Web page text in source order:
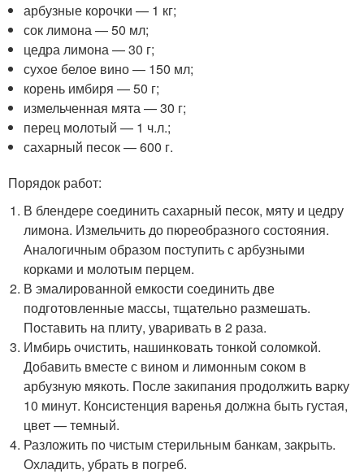
арбузные корочки — 1 кг;
сок лимона — 50 мл;
цедра лимона — 30 г;
сухое белое вино — 150 мл;
корень имбиря — 50 г;
измельченная мята — 30 г;
перец молотый — 1 ч.л.;
сахарный песок — 600 г.
Порядок работ:
В блендере соединить сахарный песок, мяту и цедру
лимона. Измельчить до пюреобразного состояния.
Аналогичным образом поступить с арбузными
корками и молотым перцем.
В эмалированной емкости соединить две
подготовленные массы, тщательно размешать.
Поставить на плиту, уваривать в 2 раза.
Имбирь очистить, нашинковать тонкой соломкой.
Добавить вместе с вином и лимонным соком в
арбузную мякоть. После закипания продолжить варку
10 минут. Консистенция варенья должна быть густая,
цвет — темный.
Разложить по чистым стерильным банкам, закрыть.
Охладить, убрать в погреб.